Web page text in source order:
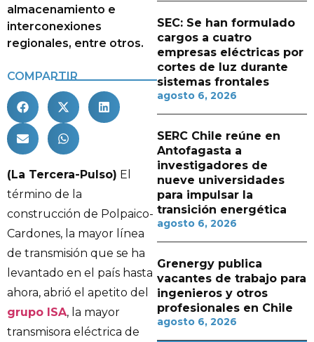
almacenamiento e
interconexiones
regionales, entre otros.
COMPARTIR
(La Tercera-Pulso) El
término de la
construcción de Polpaico-
Cardones, la mayor línea
de transmisión que se ha
levantado en el país hasta
ahora, abrió el apetito del
grupo ISA, la mayor
transmisora eléctrica de
SEC: Se han formulado
cargos a cuatro
empresas eléctricas por
cortes de luz durante
sistemas frontales
agosto 6, 2026
SERC Chile reúne en
Antofagasta a
investigadores de
nueve universidades
para impulsar la
transición energética
agosto 6, 2026
Grenergy publica
vacantes de trabajo para
ingenieros y otros
profesionales en Chile
agosto 6, 2026